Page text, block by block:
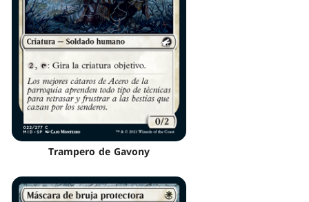
Trampero de Gavony